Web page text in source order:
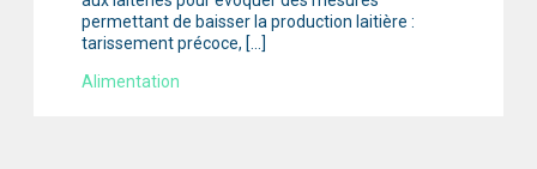
permettant de baisser la production laitière :
tarissement précoce, […]
Alimentation